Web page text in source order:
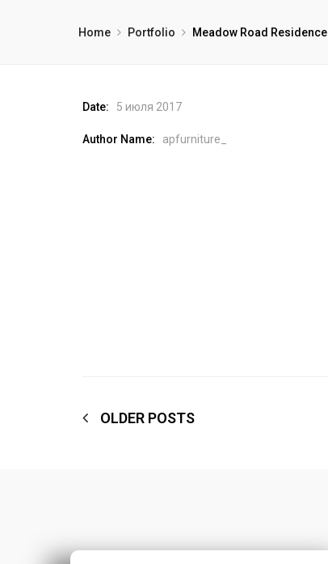
Home Portfolio Meadow Road Residence
Date: 5 июля 2017
Author Name: apfurniture_
OLDER POSTS